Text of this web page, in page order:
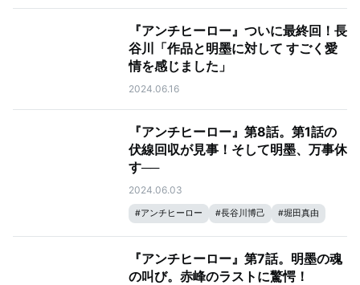
『アンチヒーロー』ついに最終回！長
谷川「作品と明墨に対して すごく愛
情を感じました」
2024.06.16
『アンチヒーロー』第8話。第1話の
伏線回収が見事！そして明墨、万事休
す──
2024.06.03
#アンチヒーロー #長谷川博己 #堀田真由
『アンチヒーロー』第7話。明墨の魂
の叫び。赤峰のラストに驚愕！